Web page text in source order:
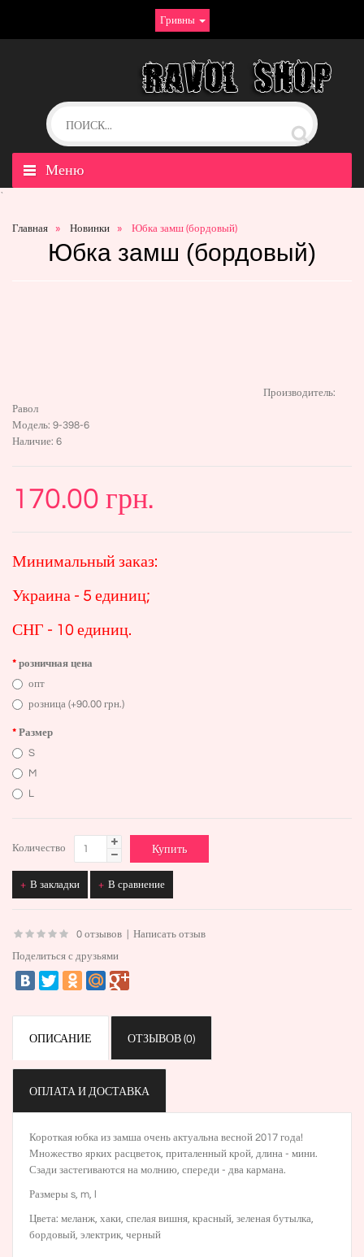
Гривны
Меню
`
Главная Новинки Юбка замш (бордовый)
Юбка замш (бордовый)
Производитель:
Равол
Модель: 9-398-6
Наличие: 6
170.00 грн.
Минимальный заказ:
Украина - 5 единиц;
СНГ - 10 единиц.
розничная цена
опт
розница (+90.00 грн.)
Размер
S
M
L
Количество
В закладки В сравнение
0 отзывов | Написать отзыв
Поделиться с друзьями
ОПИСАНИЕ ОТЗЫВОВ (0)
ОПЛАТА И ДОСТАВКА
Короткая юбка из замша очень актуальна весной 2017 года!
Множество ярких расцветок, приталенный крой, длина - мини.
Сзади застегиваются на молнию, спереди - два кармана.
Размеры s, m, l
Цвета: меланж хаки спелая вишня , красный, зеленая бутылка,
бордовый электрик черный